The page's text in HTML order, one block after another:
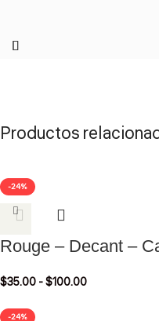
Productos
-24%
Rouge – Decant –
$35.00 -$100.00
-24%